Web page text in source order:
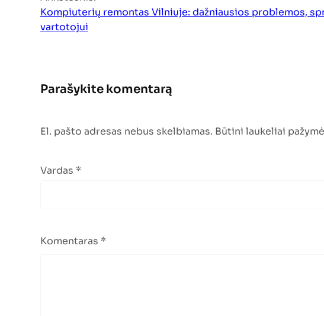
Kompiuterių remontas Vilniuje: dažniausios problemos,
vartotojui
Parašykite komentarą
El. pašto adresas nebus skelbiamas. Būtini laukeliai
Vardas *
Komentaras *